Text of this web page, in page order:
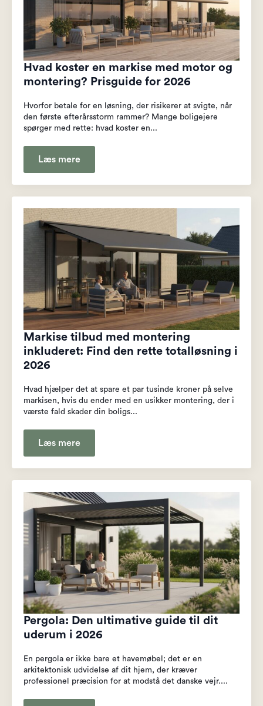
Hvad koster en markise med motor og
montering? Prisguide for 2026
Hvorfor betale for en løsning, der risikerer at svigte, når
den første efterårsstorm rammer? Mange boligejere
spørger med rette: hvad koster en...
Læs mere
Markise tilbud med montering
inkluderet: Find den rette totalløsning i
2026
Hvad hjælper det at spare et par tusinde kroner på selve
markisen, hvis du ender med en usikker montering, der i
værste fald skader din boligs...
Læs mere
Pergola: Den ultimative guide til dit
uderum i 2026
En pergola er ikke bare et havemøbel; det er en
arkitektonisk udvidelse af dit hjem, der kræver
professionel præcision for at modstå det danske vejr....